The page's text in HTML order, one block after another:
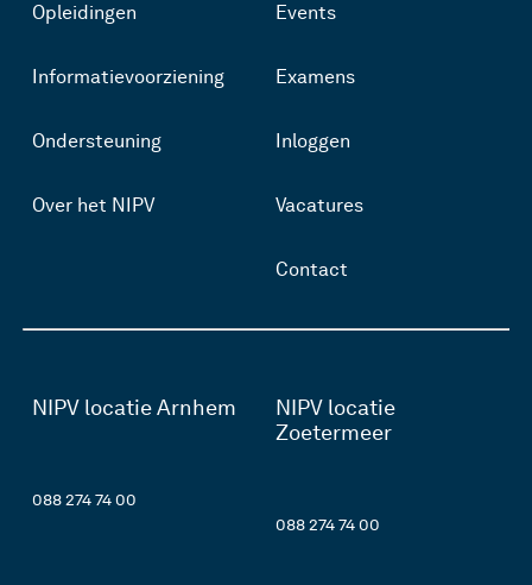
Opleidingen
Informatievoorziening
Ondersteuning
Over het NIPV
Events
Examens
Inloggen
Vacatures
Contact
NIPV locatie Arnhem
088 274 74 00
NIPV locatie
Zoetermeer
088 274 74 00